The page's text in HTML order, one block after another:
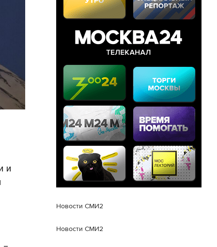
и
Новости СМИ2
Новости СМИ2